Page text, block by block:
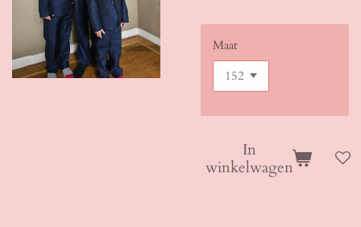
Maat
In
winkelwagen